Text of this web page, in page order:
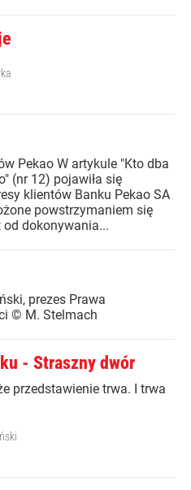
Pekao W artykule "Kto dba
(nr 12) pojawiła się
klientów Banku Pekao SA
powstrzymaniem się
od dokonywania...
prezes Prawa
© M. Stelmach
- Straszny dwór
przedstawienie trwa. I trwa